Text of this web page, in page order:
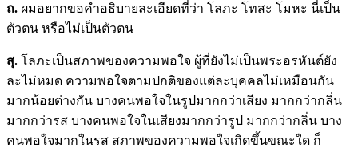
ถ. ผมอยากขอคำอธิบายละเอียดที่ว่า โลภะ โทสะ โมหะ นี่เป็น
ตัวตน หรือไม่เป็นตัวตน
สุ. โลภะเป็นสภาพของความพอใจ ผู้ที่ยังไม่เป็นพระอรหันต์ยัง
ละไม่หมด ความพอใจตามปกติของแต่ละบุคคลไม่เหมือนกัน
มากน้อยต่างกัน บางคนพอใจในรูปมากกว่าเสียง มากกว่ากลิ่น
มากกว่ารส บางคนพอใจในเสียงมากกว่ารูป มากกว่ากลิ่น บาง
คนพอใจมากในรส สภาพของความพอใจเกิดขึ้นขณะใด ก็